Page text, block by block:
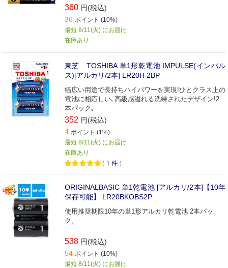
360 円(税込)
36 ポイント (10%)
最短 8/11(火) にお届け
在庫あり
東芝 TOSHIBA 単1形乾電池 IMPULSE(インパル
ス)[アルカリ/2本] LR20H 2BP
幅広い用途で長持ちハイパワーを実現!ひとクラス上の
電池に相応しい､高級感溢れる洗練されたデザイン!2
本パック｡
352 円(税込)
4 ポイント (1%)
最短 8/11(火) にお届け
在庫あり
（ 1 件 ）
ORIGINALBASIC 単1乾電池 [アルカリ/2本]【10年
保存可能】 LR20BKOBS2P
使用推奨期限10年の単1形アルカリ乾電池 2本パッ
ク。
538 円(税込)
54 ポイント (10%)
最短 8/11(火) にお届け